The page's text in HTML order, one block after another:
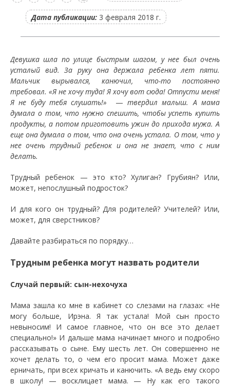
Дата публикации: 3 февраля 2018 г.
Девушка шла по улице быстрым шагом, у нее был очень
усталый вид. За руку она держала ребенка лет пяти.
Мальчик вырывался, канючил, что-то постоянно
требовал. «Я не хочу туда! Я хочу вот сюда! Отпусти меня!
Я не буду тебя слушать!»
—твердил малыш. А мама
думала о том, что нужно спешить, чтобы успеть купить
продукты, а потом приготовить ужин до прихода мужа. А
еще она думала о том, что она очень устала. О том, что у
нее очень трудный ребенок и она не знает, что с ним
делать.
Трудный ребенок — это кто? Хулиган? Грубиян? Или,
может, непослушный подросток?
И для кого он трудный? Для родителей? Учителей? Или,
может, для сверстников?
Давайте разбираться по порядку…
Трудным ребенка могут назвать родители
Случай первый: сын-нехочуха
Мама зашла ко мне в кабинет со слезами на глазах: «Не
могу больше, Ирэна. Я так устала! Мой сын просто
невыносим! И самое главное, что он все это делает
специально!» И дальше мама начинает много и подробно
рассказывать о сыне. Ему шесть лет. Он совершенно не
хочет делать то, о чем его просит мама. Может даже
ерничать, при всех кричать и канючить. «А ведь ему скоро
в школу! — восклицает мама. — Ну как его такого